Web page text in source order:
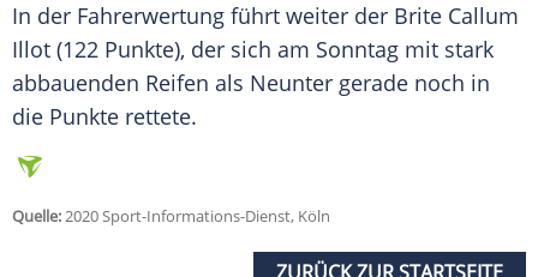
In der Fahrerwertung führt weiter der Brite Callum
Illot (122 Punkte), der sich am Sonntag mit stark
abbauenden Reifen als Neunter gerade noch in
die Punkte rettete.
Quelle:2020 Sport-Informations-Dienst, Köln